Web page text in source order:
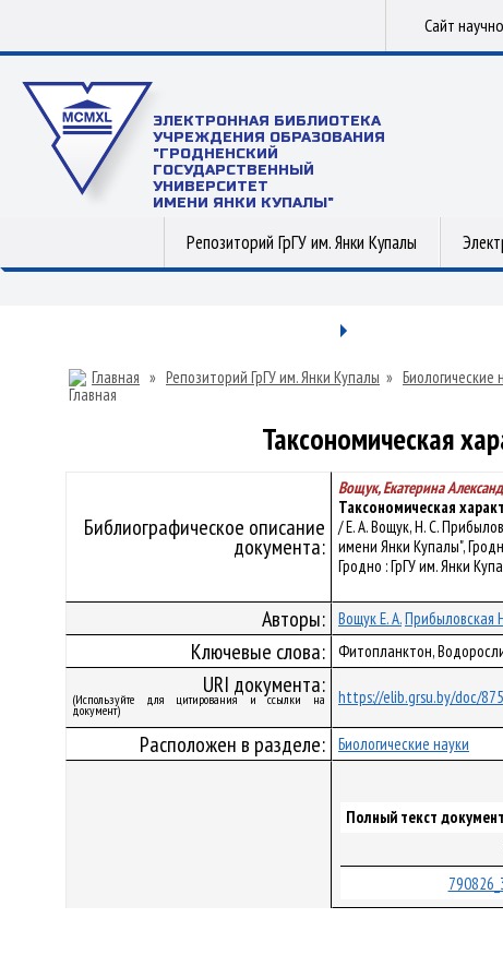
Сайт
ЭЛЕКТРОННАЯ БИБЛИОТЕКА
УЧРЕЖДЕНИЯ ОБРАЗОВАНИЯ
"ГРОДНЕНСКИЙ
ГОСУДАРСТВЕННЫЙ
УНИВЕРСИТЕТ
ИМЕНИ ЯНКИ КУПАЛЫ"
Репозиторий ГрГУ им. Янки Купалы
Главная » Репозиторий ГрГУ им. Янки Купалы » Биологические
Таксономическая
Библиографическое описание
документа:
Вощук, Екатерина
Таксономическая
/ Е. А. Вощук, Н. С.
имени Янки Купалы",
Гродно : ГрГУ им. Янки
Авторы: Вощук Е. А.Прибыловская
Ключевые слова: Фитопланктон,
URI документа:
(Используйте для цитирования и ссылки на
документ)
https://elib.grsu.by/doc/
Расположен в разделе: Биологические науки
Полный текст